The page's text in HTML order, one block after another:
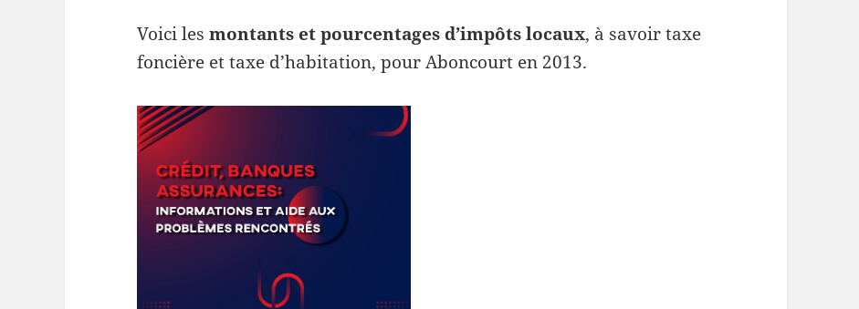
Voici lesmontants et pourcentages d’impôts locaux, à savoir taxe
foncière et taxe d’habitation, pour Aboncourt en 2013.